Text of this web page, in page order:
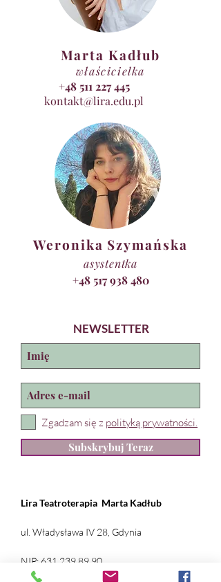
Marta Kadłub
właścicielka
+48 511 227 445
kontakt@lira.edu.pl
Weronika Szymańska
asystentka
+48 517 938 480
NEWSLETTER
Zgadzam się z polityką prywatności.
Subskrybuj Teraz
Lira Teatroterapia Marta Kadłub
ul. Władysława IV 28, Gdynia
NIP: 631 239 89 90